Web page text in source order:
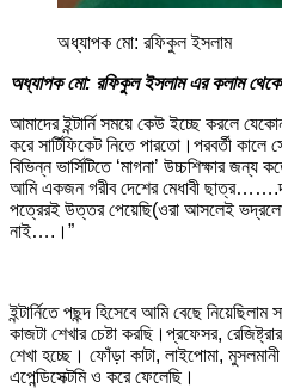
অধ্যাপক মো: রফিকুল ইসলাম
অধ্যাপক মো: রফিকুল ইসলাম এর কলাম
আমাদের ইন্টার্নি সময়ে কেউ ইচ্ছে করলে
করে সার্টিফিকেট নিতে পারতো।পরবর্তী কালে
বিভিন্ন ভার্সিটিতে ‘মাগনা’ উচ্চশিক্ষার জন্য
আমি একজন গরীব দেশের মেধাবী
পত্রেরই উত্তর পেয়েছি(ওরা আসলেই
নাই….।”
ইন্টার্নিতে পছন্দ হিসেবে আমি বেছে
কাজটা শেখার চেষ্টা করছি।প্রফেসর,
শেখা হচ্ছে। ফোঁড়া কাটা, লাইপোমা,
এপেন্ডিসেক্টমি ও করে ফেলেছি।